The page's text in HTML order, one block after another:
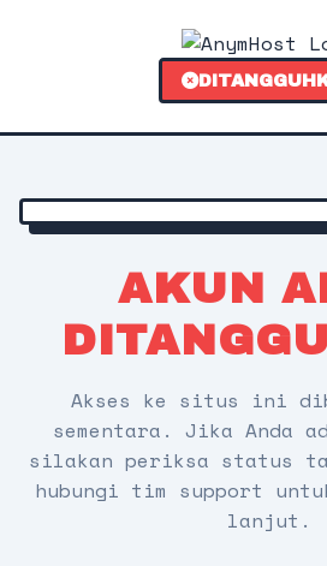
AKUN
Akses ke situs ini
sementara. Jika Anda
silakan periksa status
hubungi tim support
lanjut.